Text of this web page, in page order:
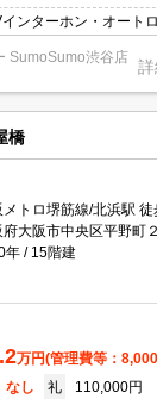
ンターホン・オート
揃っております。室内
いるので、快適に過
もあり、近くに駐車
SumoSumo渋谷店
橋
メトロ堺筋線/北浜駅 徒
府大阪市中央区平野町
年
15階建
万円(管理費等：
なし 礼
110,000円